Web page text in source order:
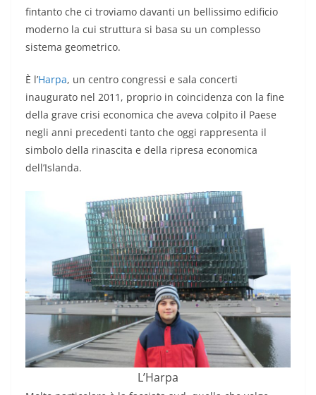
fintanto che ci troviamo davanti un bellissimo edificio
moderno la cui struttura si basa su un complesso
sistema geometrico.
È l’Harpa, un centro congressi e sala concerti
inaugurato nel 2011, proprio in coincidenza con la fine
della grave crisi economica che aveva colpito il Paese
negli anni precedenti tanto che oggi rappresenta il
simbolo della rinascita e della ripresa economica
dell’Islanda.
L’Harpa